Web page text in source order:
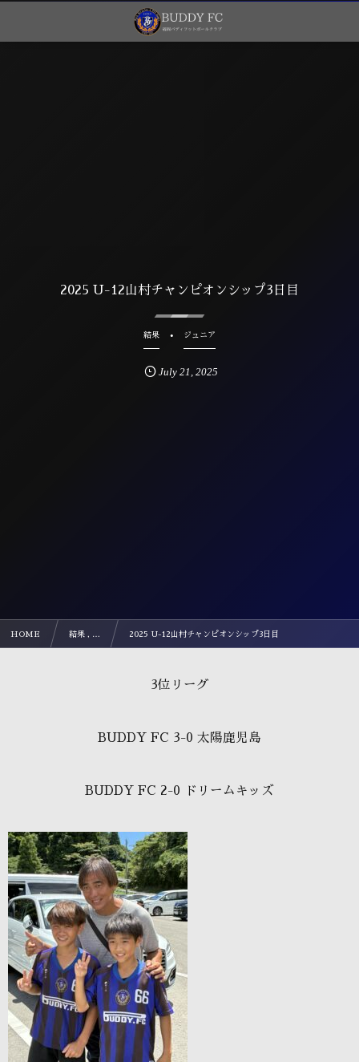
2025 U-12山村チャンピオンシップ3日目
結果 ジュニア
July 21 , 2025
HOME 結果 , … 2025 U-12山村チャンピオンシップ3日目
3位リーグ
BUDDY FC 3-0 太陽鹿児島
BUDDY FC 2-0 ドリームキッズ